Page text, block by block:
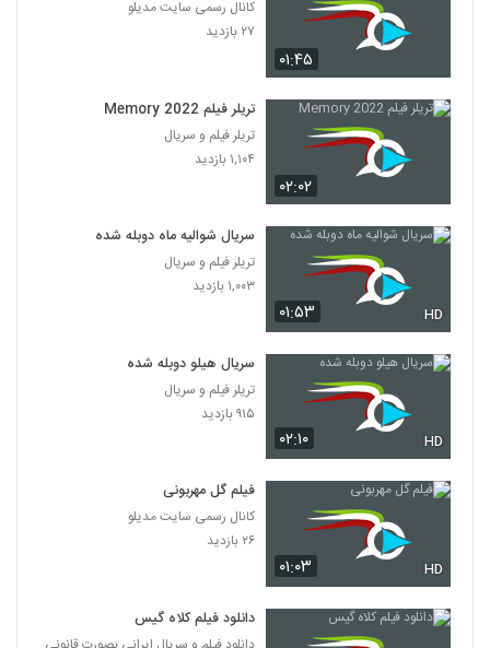
۰۱:۴۵
کانال رسمی سایت مدیلو
۲۷ بازدید
۰۲:۰۲
تریلر فیلم Memory 2022
تریلر فیلم و سریال
۱,۱۰۴ بازدید
۰۱:۵۳ HD
سریال شوالیه ماه دوبله شده
تریلر فیلم و سریال
۱,۰۰۳ بازدید
۰۲:۱۰ HD
سریال هیلو دوبله شده
تریلر فیلم و سریال
۹۱۵ بازدید
۰۱:۰۳ HD
فیلم گل مهربونی
کانال رسمی سایت مدیلو
۲۶ بازدید
دانلود فیلم کلاه گیس